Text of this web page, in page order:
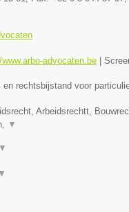
advocaten.be |
rechtsbijstand voor
Arbeidsrechtt,
▼
▼
▼